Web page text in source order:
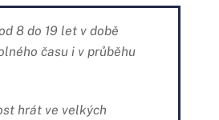
8 do 19 let v době
času i v průběhu
hrát ve velkých